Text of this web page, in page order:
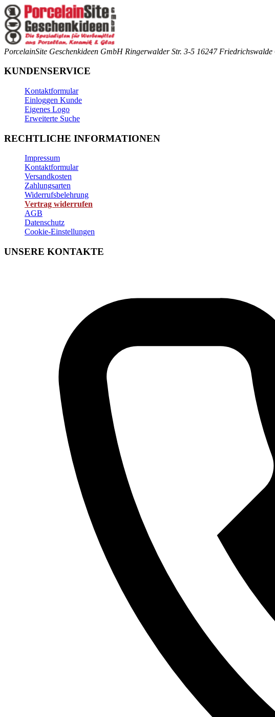
PorcelainSite Geschenkideen GmbH Ringerwalder Str. 3-5 16247 Friedrichswalde
KUNDENSERVICE
Kontaktformular
Einloggen Kunde
Eigenes Logo
Erweiterte Suche
RECHTLICHE INFORMATIONEN
Impressum
Kontaktformular
Versandkosten
Zahlungsarten
Widerrufsbelehrung
Vertrag widerrufen
AGB
Datenschutz
Cookie-Einstellungen
UNSERE KONTAKTE